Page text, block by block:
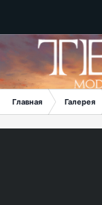
Главная Галерея